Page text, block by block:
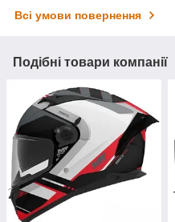
Всі умови повернення
Подібні товари компанії